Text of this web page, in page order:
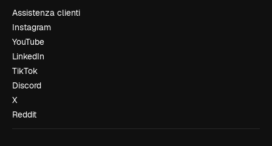
Assistenza clienti
Instagram
YouTube
LinkedIn
TikTok
Discord
X
Reddit